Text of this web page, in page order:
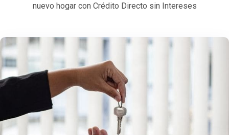
nuevo hogar con Crédito Directo sin Intereses